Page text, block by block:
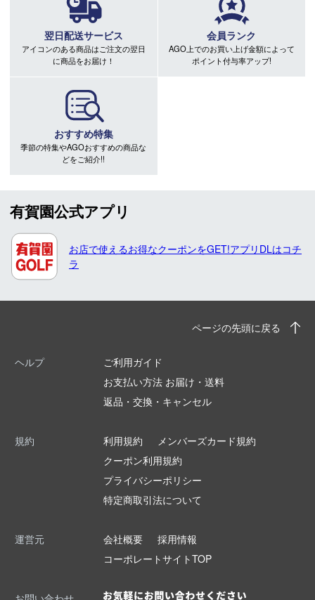
翌日配送サービス
アイコンのある商品はご注文の翌日
に商品をお届け！
会員ランク
AGO上でのお買い上げ金額によって
ポイント付与率アップ!
おすすめ特集
季節の特集やAGOおすすめの商品な
どをご紹介!!
有賀園公式アプリ
お店で使えるお得なクーポンをGET!アプリDLはコチ
ラ
ページの先頭に戻る
ヘルプ
ご利用ガイド
お支払い方法 お届け・送料
返品・交換・キャンセル
規約 利用規約
メンバーズカード規約
クーポン利用規約
プライバシーポリシー
特定商取引法について
運営元 会社概要
採用情報
コーポレートサイトTOP